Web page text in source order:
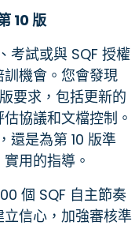
10 版
考試或與 SQF 授權
機會。您會發現
要求，包括更新的
協議和文檔控制。
還是為第 10 版準
用的指導。
個 SQF 自主節奏
信心，加強審核準